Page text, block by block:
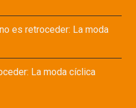
es retroceder: La moda
La moda cíclica